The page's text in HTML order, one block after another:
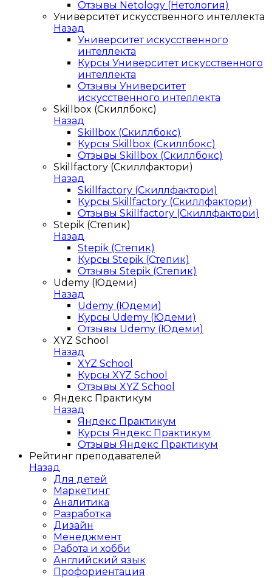
Отзывы Netology (Нетология)
Университет искусственного интеллекта
Назад
Университет искусственного
интеллекта
Курсы Университет искусственного
интеллекта
Отзывы Университет
искусственного интеллекта
Skillbox (Скиллбокс)
Назад
Skillbox (Скиллбокс)
Курсы Skillbox (Скиллбокс)
Отзывы Skillbox (Скиллбокс)
Skillfactory (Скиллфактори)
Назад
Skillfactory (Скиллфактори)
Курсы Skillfactory (Скиллфактори)
Отзывы Skillfactory (Скиллфактори)
Stepik (Степик)
Назад
Stepik (Степик)
Курсы Stepik (Степик)
Отзывы Stepik (Степик)
Udemy (Юдеми)
Назад
Udemy (Юдеми)
Курсы Udemy (Юдеми)
Отзывы Udemy (Юдеми)
XYZ School
Назад
XYZ School
Курсы XYZ School
Отзывы XYZ School
Яндекс Практикум
Назад
Яндекс Практикум
Курсы Яндекс Практикум
Отзывы Яндекс Практикум
Рейтинг преподавателей
Назад
Для детей
Маркетинг
Аналитика
Разработка
Дизайн
Менеджмент
Работа и хобби
Английский язык
Профориентация